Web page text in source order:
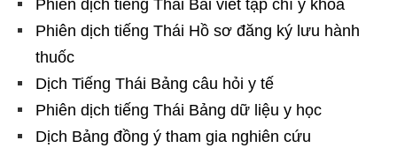
Phiên dịch tiếng Thái Bài viết tạp chí y khoa
Phiên dịch tiếng Thái Hồ sơ đăng ký lưu hành
thuốc
Dịch Tiếng Thái Bảng câu hỏi y tế
Phiên dịch tiếng Thái Bảng dữ liệu y học
Dịch Bảng đồng ý tham gia nghiên cứu